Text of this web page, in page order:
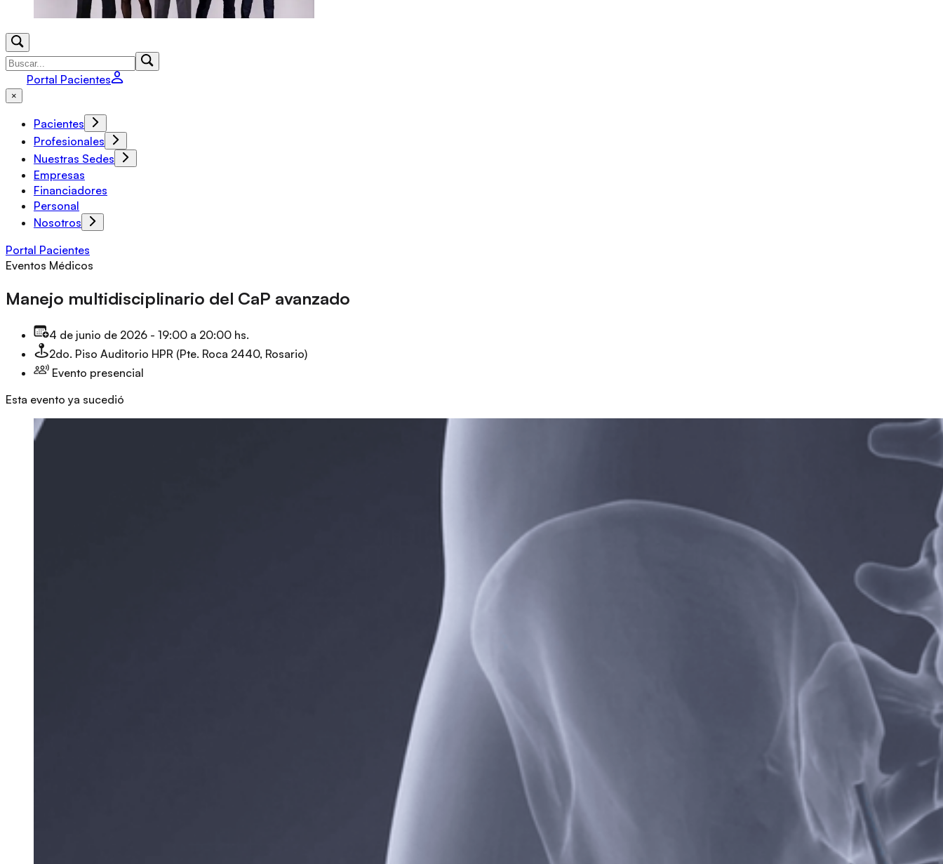
Portal Pacientes
×
Pacientes
Profesionales
Nuestras Sedes
Empresas
Financiadores
Personal
Nosotros
Portal Pacientes
Eventos Médicos
Manejo multidisciplinario del CaP avanzado
4 de junio de 2026 - 19:00 a 20:00 hs.
2do. Piso Auditorio HPR (Pte. Roca 2440, Rosario)
Evento presencial
Esta evento ya sucedió